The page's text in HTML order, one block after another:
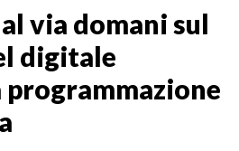
via domani sul
digitale